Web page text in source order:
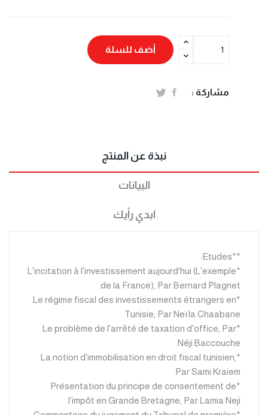
أضف للسلة
مشاركة :
نبذة عن المنتج
البيانات
ابدي رأيك
**Etudes:
*L'incitation à l'investissement aujourd'hui (L'exemple
de la France), Par Bernard Plagnet.
*Le régime fiscal des investissements étrangers en
Tunisie, Par Neïla Chaabane.
*Le problème de l'arrêté de taxation d'office, Par
Néji Baccouche.
*La notion d'immobilisation en droit fiscal tunisien,
Par Sami Kraiem.
*Présentation du principe de consentement de
l'impôt en Grande Bretagne, Par Lamia Neji.